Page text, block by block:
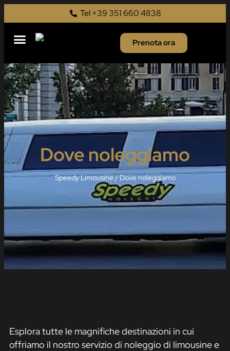
Tel +39 351 660 4838
Prenota ora
Dove noleggiamo
Speedy Limousine/Dove noleggiamo
Esplora tutte le magnifiche destinazioni in cui
offriamo il nostro servizio di noleggio di limousine e